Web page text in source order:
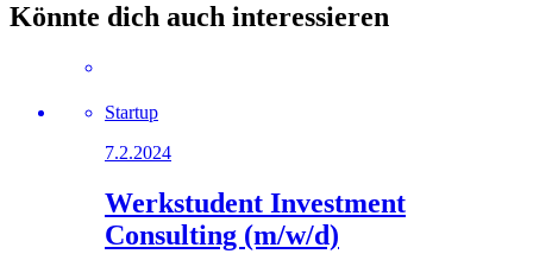
Könnte dich auch interessieren
Startup
7.2.2024
Werkstudent Investment
Consulting (m/w/d)